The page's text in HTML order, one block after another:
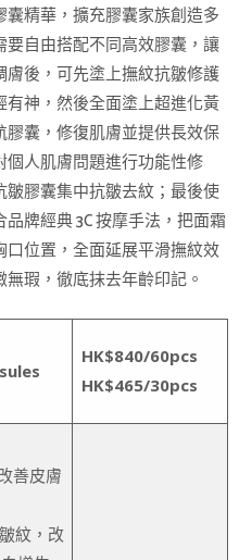
精華，擴充膠囊家族創造多
自由搭配不同高效膠囊，讓
後，可先塗上撫紋抗皺修護
神，然後全面塗上超進化黃
囊，修復肌膚並提供長效保
人肌膚問題進行功能性修
膠囊集中抗皺去紋；最後使
牌經典 3C 按摩手法，把面霜
位置，全面延展平滑撫紋效
瑕，徹底抹去年齡印記。
HK$840/60pcs
HK$465/30pcs
善皮膚
紋，改